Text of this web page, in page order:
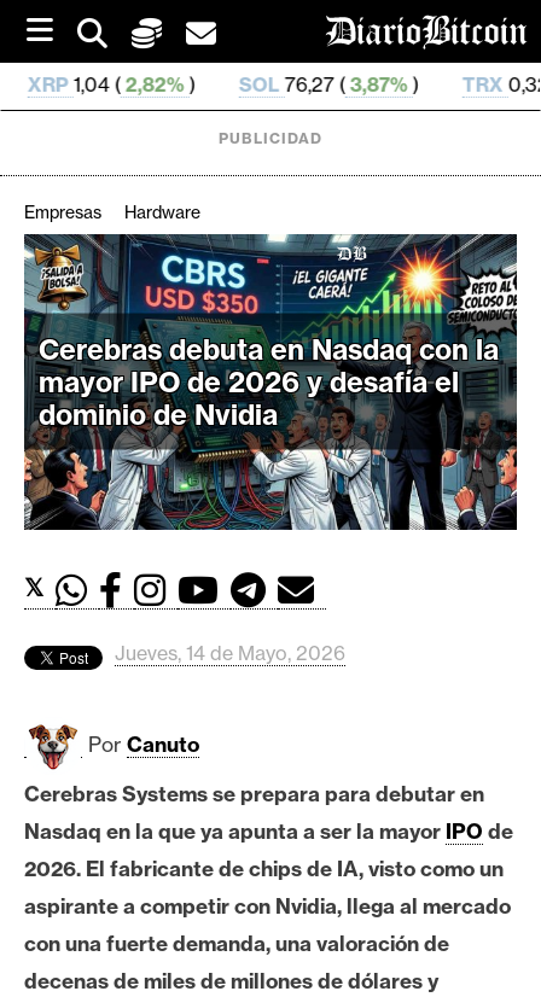
i
t
o
SOL76,27 (3,87% ) TRX0,328 737 ( 0,41%)
C
r
i
p
t
o
M
e
r
d
s
B
t
c
o
i
PUBLICIDAD
Empresas Hardware
Cerebras debuta en Nasdaq con la
mayor IPO de 2026 y desafía el
dominio de Nvidia
𝕏
Jueves, 14 de Mayo, 2026
Por Canuto
Cerebras Systems se prepara para debutar en
Nasdaq en la que ya apunta a ser la mayor IPO de
2026. El fabricante de chips de IA, visto como un
aspirante a competir con Nvidia, llega al mercado
con una fuerte demanda, una valoración de
decenas de miles de millones de dólares y